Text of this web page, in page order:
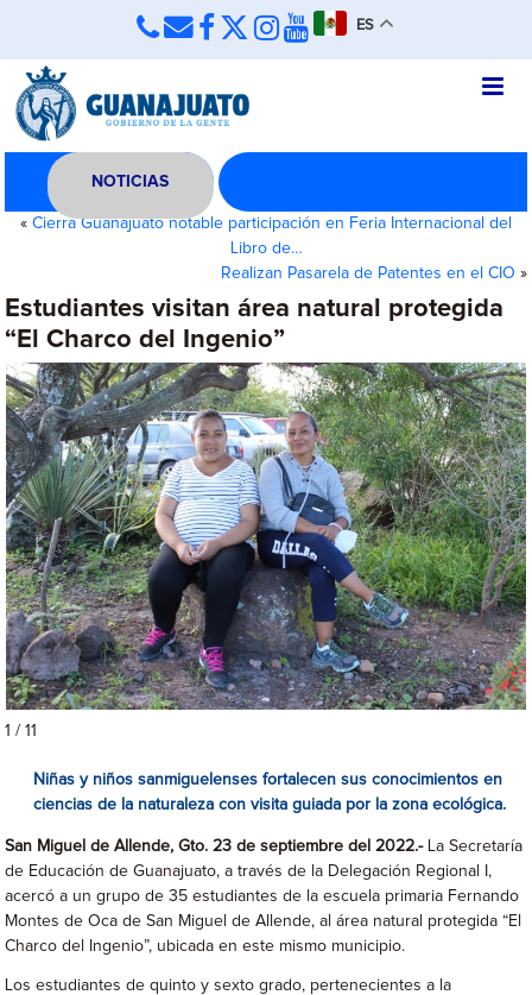
ES
NOTICIAS
« Cierra Guanajuato notable participación en Feria Internacional del
Libro de…
Realizan Pasarela de Patentes en el CIO »
Estudiantes visitan área natural protegida
“El Charco del Ingenio”
1 / 11
Niñas y niños sanmiguelenses fortalecen sus conocimientos en
ciencias de la naturaleza con visita guiada por la zona ecológica.
San Miguel de Allende, Gto. 23 de septiembre del 2022.- La Secretaría
de Educación de Guanajuato, a través de la Delegación Regional I,
acercó a un grupo de 35 estudiantes de la escuela primaria Fernando
Montes de Oca de San Miguel de Allende, al área natural protegida “El
Charco del Ingenio”, ubicada en este mismo municipio.
Los estudiantes de quinto y sexto grado, pertenecientes a la